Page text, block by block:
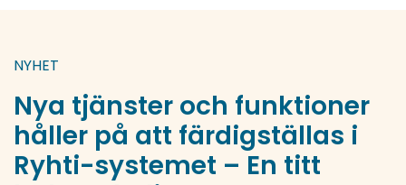
NYHET
Nya tjänster och funktioner
håller på att färdigställas i
Ryhti-systemet – En titt